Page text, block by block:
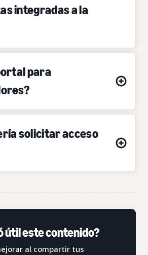
integradas a la
para
solicitar acceso
útil este contenido?
al compartir tus